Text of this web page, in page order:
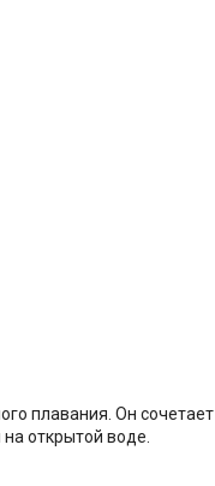
плавания. Он
открытой воде.